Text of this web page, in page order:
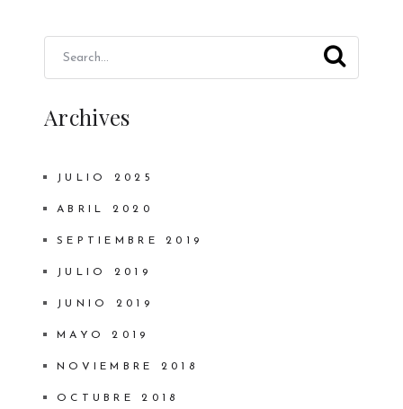
Archives
JULIO 2025
ABRIL 2020
SEPTIEMBRE 2019
JULIO 2019
JUNIO 2019
MAYO 2019
NOVIEMBRE 2018
OCTUBRE 2018